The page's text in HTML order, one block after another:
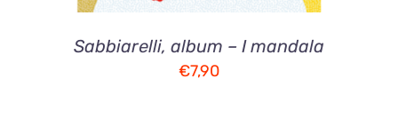
Sabbiarelli, album – I mandala
€7,90